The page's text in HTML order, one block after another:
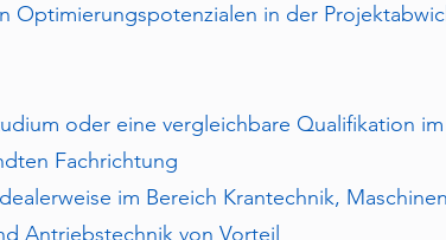
Optimierungspotenzialen in der
oder eine vergleichbare Qualifikation
Fachrichtung
im Bereich Krantechnik,
Antriebstechnik von Vorteil